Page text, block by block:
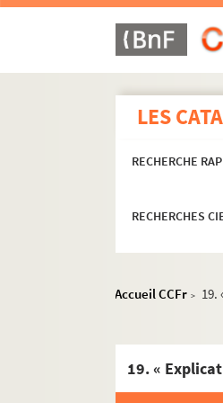
LES
RECHERCHE
RECHERCHES
Accueil CCFr > 19.
19. «
1 et 2. Lettre